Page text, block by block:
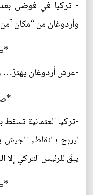
- تركيا في فوضى بعد
وأردوغان من “مكان
-عرش أردوغان يهتزّ…
-تركيا العثمانية
ليربح بالنقاط,
يبقَ للرئيس التركي إلا